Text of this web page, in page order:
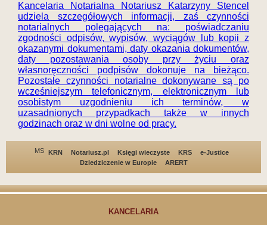
KANCELARIA
Kancelaria Notarialna Notariusz Katarzyny Stencel
udziela szczegółowych informacji, zaś czynności
notarialnych polegających na: poświadczaniu
zgodności odpisów, wypisów, wyciągów lub kopii z
okazanymi dokumentami, daty okazania dokumentów,
daty pozostawania osoby przy życiu oraz
własnoręczności podpisów dokonuje na bieżąco.
Pozostałe czynności notarialne dokonywane są po
wcześniejszym telefonicznym, elektronicznym lub
osobistym uzgodnieniu ich terminów, w
uzasadnionych przypadkach także w innych
godzinach oraz w dni wolne od pracy.
MS KRN Notariusz.pl Księgi wieczyste KRS
e-Justice
Dziedziczenie w Europie
ARERT